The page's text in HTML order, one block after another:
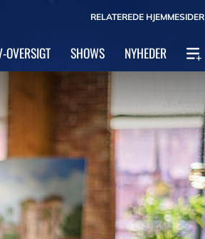
RELATEREDE HJEMMESIDER
SHOWS NYHEDER